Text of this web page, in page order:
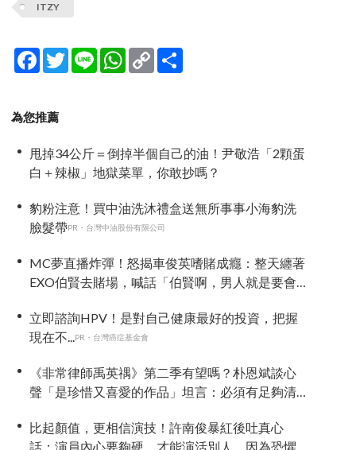
ITZY
Facebook
TwitterLine WhatsApp
Copy
Link
為您推薦
甩掉34公斤＝倒掉半個自己的油！尹敬浩「2顆蛋
白＋辣椒」地獄菜單，你敢抄嗎？
豹粉注意！買中油洗沐禮盒送無所事事小海豹洗
臉髮帶PR・台灣中油股份有限公司
MC夢直播炸彈！怒揭車俊英嗜賭成癮：整天纏著
EXO伯賢去賭場，喊話「伯賢啊，男人就是要會
立即諮詢HPV！是對自己健康最好的投資，把握
現在不...PR・台灣癌症基金會
《非常律師禹英禑》第二季有望嗎？朴恩斌談心
聲「是珍惜又喜愛的作品」坦言：必須有足夠清
比起顏值，更相信演技！許南俊暴紅後吐真心
話：演員內心要夠硬，才能演活別人，因為恐懼